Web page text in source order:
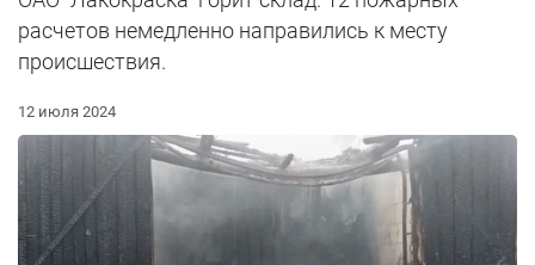
расчетов немедленно направились к месту
происшествия.
12 июля 2024